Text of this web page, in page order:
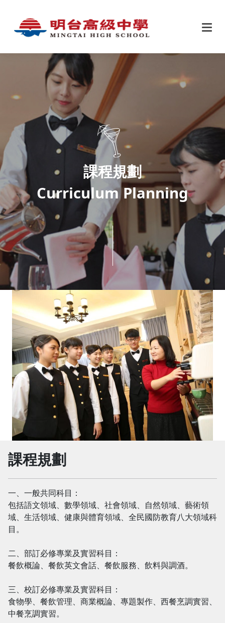
課程規劃
Curriculum Planning
課程規劃
一、一般共同科目：
包括語文領域、數學領域、社會領域、自然領域、藝術領
域、生活領域、健康與體育領域、全民國防教育八大領域科
目。
二、部訂必修專業及實習科目：
餐飲概論、餐飲英文會話、餐飲服務、飲料與調酒。
三、校訂必修專業及實習科目：
食物學、餐飲管理、商業概論、專題製作、西餐烹調實習、
中餐烹調實習。